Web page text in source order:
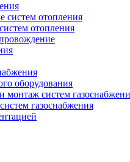
систем отопления
отопления
оборудования
монтаж систем
газоснабжения